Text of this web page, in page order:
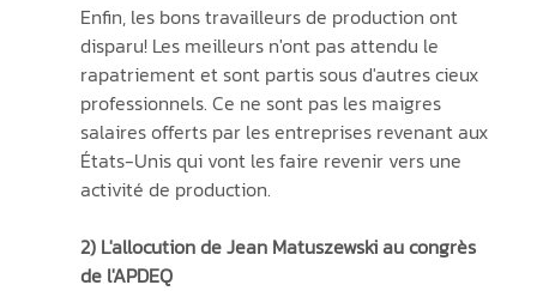
Enfin, les bons travailleurs de production ont
disparu! Les meilleurs n'ont pas attendu le
rapatriement et sont partis sous d'autres cieux
professionnels. Ce ne sont pas les maigres
salaires offerts par les entreprises revenant aux
États-Unis qui vont les faire revenir vers une
activité de production.
2) L'allocution de Jean Matuszewski au congrès
de l'APDEQ